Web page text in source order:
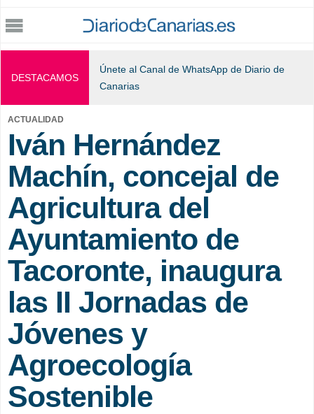
DESTACAMOS
Únete al Canal de WhatsApp de Diario de
Canarias
ACTUALIDAD
Iván Hernández
Machín, concejal de
Agricultura del
Ayuntamiento de
Tacoronte, inaugura
las II Jornadas de
Jóvenes y
Agroecología
Sostenible